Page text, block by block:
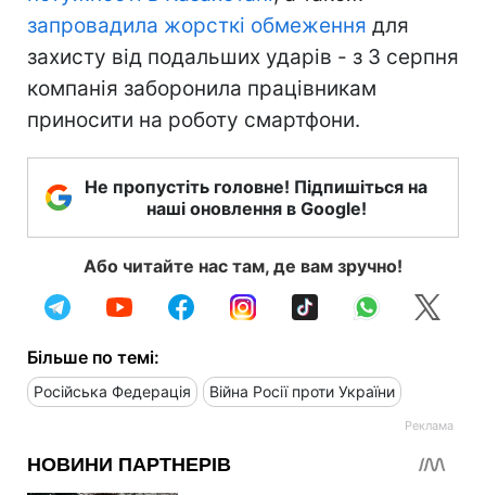
запровадила жорсткі обмеження для
захисту від подальших ударів - з 3 серпня
компанія заборонила працівникам
приносити на роботу смартфони.
Не пропустіть головне! Підпишіться на
наші оновлення в Google!
Або читайте нас там, де вам зручно!
Більше по темі:
Російська Федерація Війна Росії проти України